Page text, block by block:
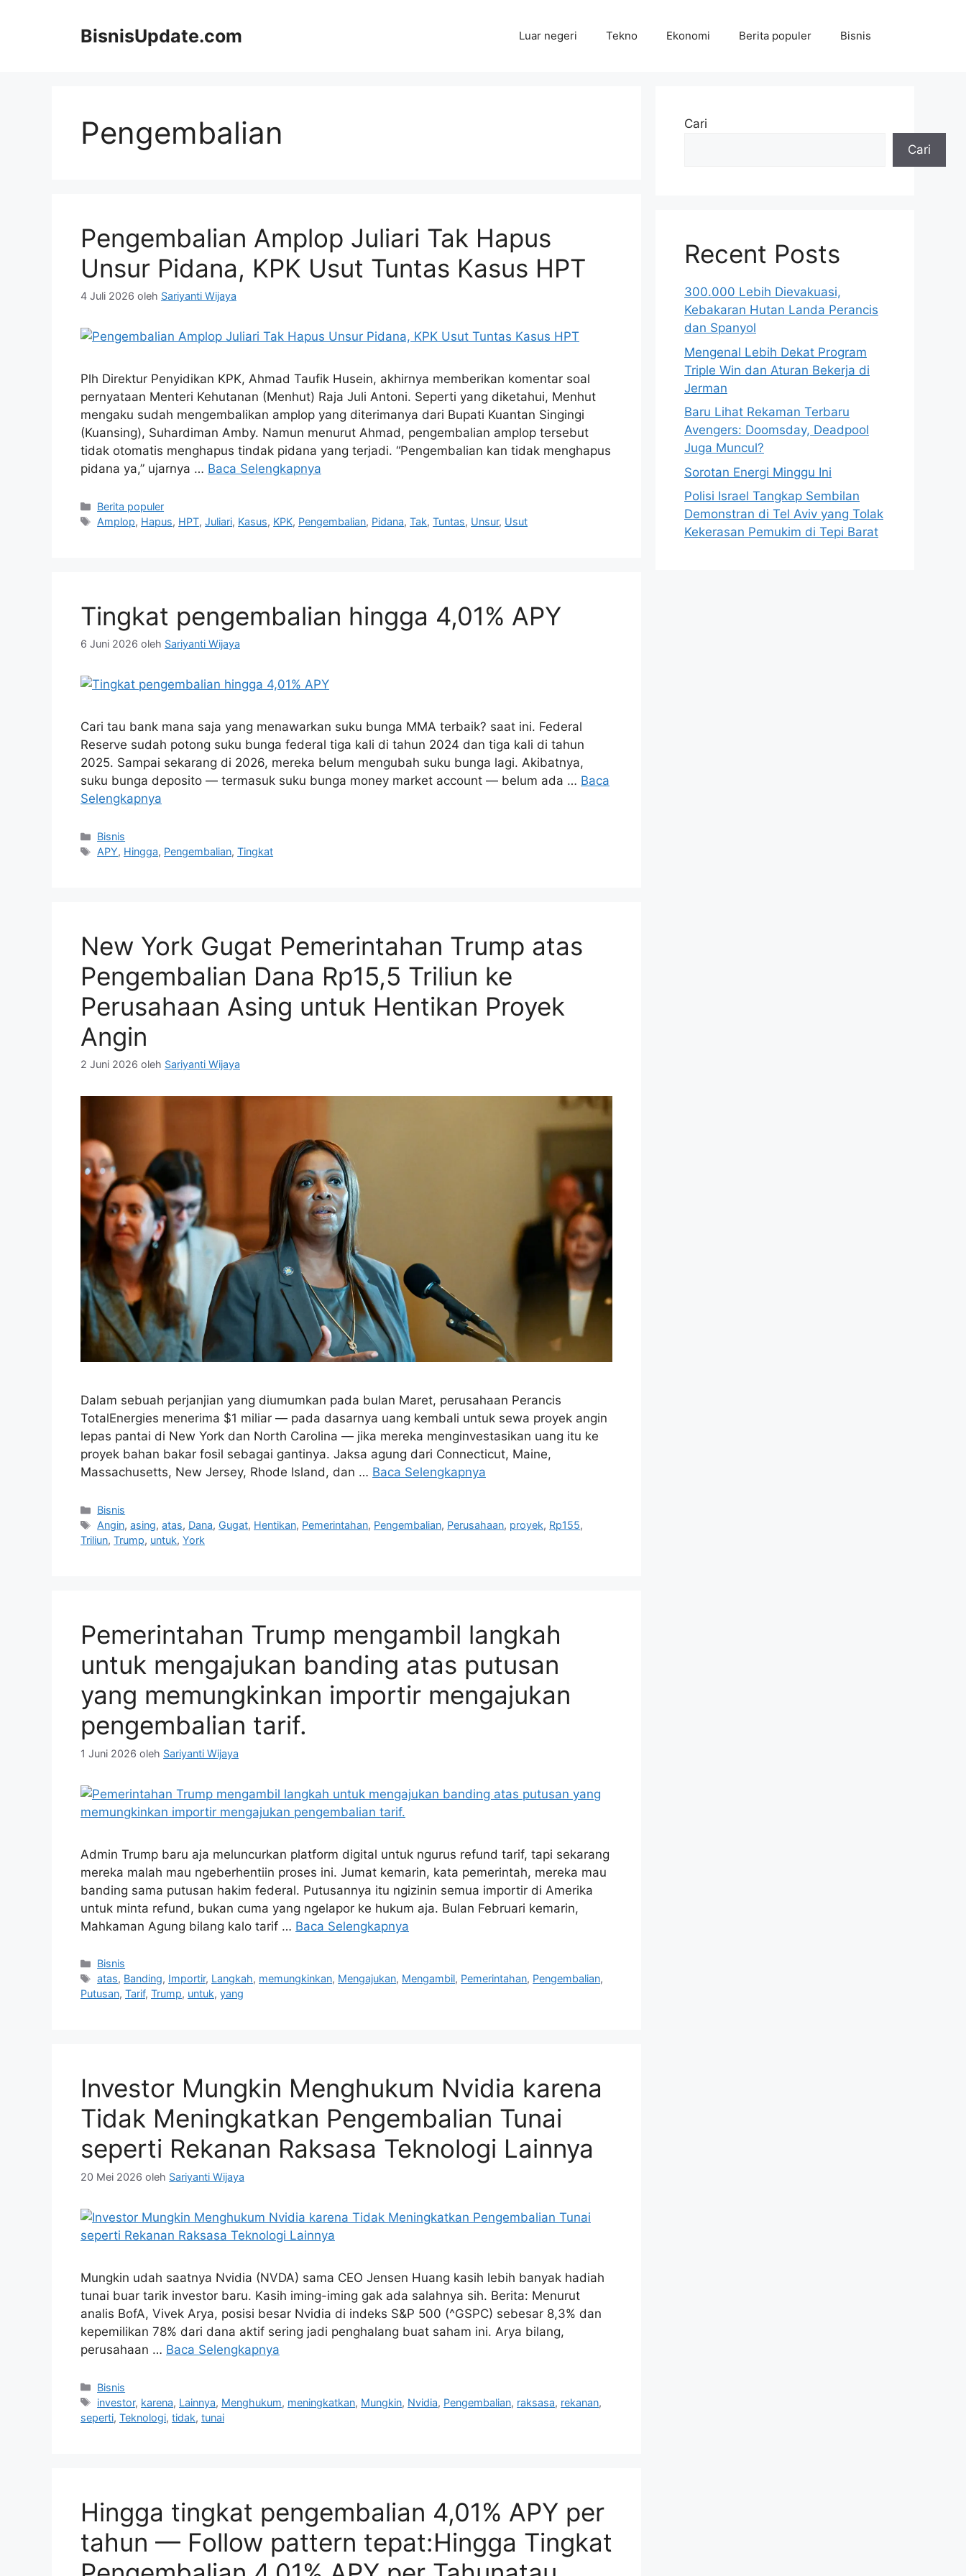
BisnisUpdate.com Luar negeri Tekno Ekonomi Berita populer Bisnis
Pengembalian
Pengembalian Amplop Juliari Tak Hapus
Unsur Pidana, KPK Usut Tuntas Kasus HPT
4 Juli 2026 oleh Sariyanti Wijaya
Plh Direktur Penyidikan KPK, Ahmad Taufik Husein, akhirnya memberikan komentar soal
pernyataan Menteri Kehutanan (Menhut) Raja Juli Antoni. Seperti yang diketahui, Menhut
mengaku sudah mengembalikan amplop yang diterimanya dari Bupati Kuantan Singingi
(Kuansing), Suhardiman Amby. Namun menurut Ahmad, pengembalian amplop tersebut
tidak otomatis menghapus tindak pidana yang terjadi. “Pengembalian kan tidak menghapus
pidana ya,” ujarnya … Baca Selengkapnya
Kategori
Berita populer
Tag
Amplop, Hapus, HPT,Juliari, Kasus, KPK, Pengembalian, Pidana,Tak,Tuntas, Unsur, Usut
Tingkat pengembalian hingga 4,01% APY
6 Juni 2026 oleh Sariyanti Wijaya
Cari tau bank mana saja yang menawarkan suku bunga MMA terbaik? saat ini. Federal
Reserve sudah potong suku bunga federal tiga kali di tahun 2024 dan tiga kali di tahun
2025. Sampai sekarang di 2026, mereka belum mengubah suku bunga lagi. Akibatnya,
suku bunga deposito — termasuk suku bunga money market account — belum ada … Baca
Selengkapnya
Kategori
Bisnis
Tag
APY, Hingga, Pengembalian,Tingkat
New York Gugat Pemerintahan Trump atas
Pengembalian Dana Rp15,5 Triliun ke
Perusahaan Asing untuk Hentikan Proyek
Angin
2 Juni 2026 oleh Sariyanti Wijaya
Dalam sebuah perjanjian yang diumumkan pada bulan Maret, perusahaan Perancis
TotalEnergies menerima $1 miliar — pada dasarnya uang kembali untuk sewa proyek angin
lepas pantai di New York dan North Carolina — jika mereka menginvestasikan uang itu ke
proyek bahan bakar fosil sebagai gantinya. Jaksa agung dari Connecticut, Maine,
Massachusetts, New Jersey, Rhode Island, dan … Baca Selengkapnya
Kategori
Bisnis
Tag
Angin,asing,atas, Dana, Gugat, Hentikan, Pemerintahan, Pengembalian, Perusahaan, proyek, Rp155,
Triliun, Trump, untuk, York
Pemerintahan Trump mengambil langkah
untuk mengajukan banding atas putusan
yang memungkinkan importir mengajukan
pengembalian tarif.
1 Juni 2026 oleh Sariyanti Wijaya
Admin Trump baru aja meluncurkan platform digital untuk ngurus refund tarif, tapi sekarang
mereka malah mau ngeberhentiin proses ini. Jumat kemarin, kata pemerintah, mereka mau
banding sama putusan hakim federal. Putusannya itu ngizinin semua importir di Amerika
untuk minta refund, bukan cuma yang ngelapor ke hukum aja. Bulan Februari kemarin,
Mahkaman Agung bilang kalo tarif … Baca Selengkapnya
Kategori
Bisnis
Tag
atas, Banding, Importir, Langkah, memungkinkan, Mengajukan, Mengambil, Pemerintahan, Pengembalian,
Putusan, Tarif, Trump, untuk, yang
Investor Mungkin Menghukum Nvidia karena
Tidak Meningkatkan Pengembalian Tunai
seperti Rekanan Raksasa Teknologi Lainnya
20 Mei 2026 oleh Sariyanti Wijaya
Mungkin udah saatnya Nvidia (NVDA) sama CEO Jensen Huang kasih lebih banyak hadiah
tunai buar tarik investor baru. Kasih iming-iming gak ada salahnya sih. Berita: Menurut
analis BofA, Vivek Arya, posisi besar Nvidia di indeks S&P 500 (^GSPC) sebesar 8,3% dan
kepemilikan 78% dari dana aktif sering jadi penghalang buat saham ini. Arya bilang,
perusahaan … Baca Selengkapnya
Kategori
Bisnis
Tag
investor, karena, Lainnya, Menghukum, meningkatkan, Mungkin, Nvidia, Pengembalian, raksasa, rekanan,
seperti, Teknologi, tidak, tunai
Hingga tingkat pengembalian 4,01% APY per
tahun — Follow pattern tepat:Hingga Tingkat
Cari
Cari
Recent Posts
300.000 Lebih Dievakuasi,
Kebakaran Hutan Landa Perancis
dan Spanyol
Mengenal Lebih Dekat Program
Triple Win dan Aturan Bekerja di
Jerman
Baru Lihat Rekaman Terbaru
Avengers: Doomsday, Deadpool
Juga Muncul?
Sorotan Energi Minggu Ini
Polisi Israel Tangkap Sembilan
Demonstran di Tel Aviv yang Tolak
Kekerasan Pemukim di Tepi Barat